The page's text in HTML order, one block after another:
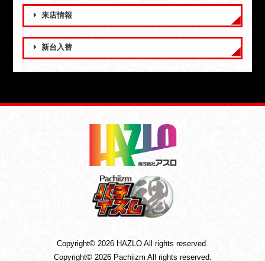
来店情報
新台入替
Copyright© 2026 HAZLO All rights reserved.
Copyright© 2026 Pachiizm All rights reserved.